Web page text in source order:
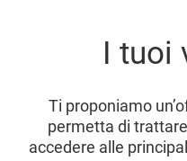
I tuoi
Ti proponiamo
permetta di
accedere alle